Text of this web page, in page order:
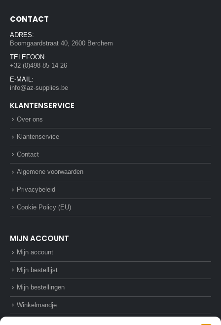
CONTACT
ADRES:
Boomgaardstraat 40, 2600 Berchem
TELEFOON:
+32 (0)498 85 14 26
E-MAIL:
info@az-supplies.be
KLANTENSERVICE
Over ons
Klantenservice
Contact
Algemene voorwaarden
Privacybeleid
Cookie Policy (EU)
MIJN ACCOUNT
Mijn account
Mijn bestellijst
Mijn bestellingen
Winkelmandje